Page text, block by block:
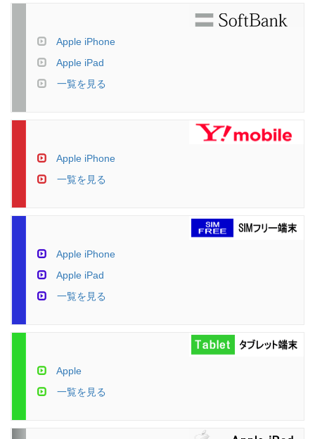
Apple iPhone
Apple iPad
一覧を見る
Apple iPhone
一覧を見る
Apple iPhone
Apple iPad
一覧を見る
Apple
一覧を見る